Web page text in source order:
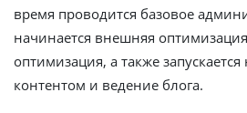
время проводится базовое
начинается внешняя
оптимизация, а также
контентом и ведение блога.